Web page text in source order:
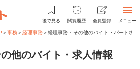
後で見る 閲覧履歴 会員登録 メニュー
＞事務＞経理事務＞経理事務・その他のバイト・パート求人
他のバイト・求人情報